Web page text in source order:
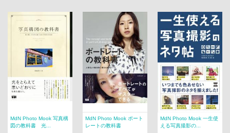
MdN Photo Mook 写真構
図の教科書 光...
MdN Photo Mook ポート
レートの教科書
MdN Photo Mook 一生使
える写真撮影の...